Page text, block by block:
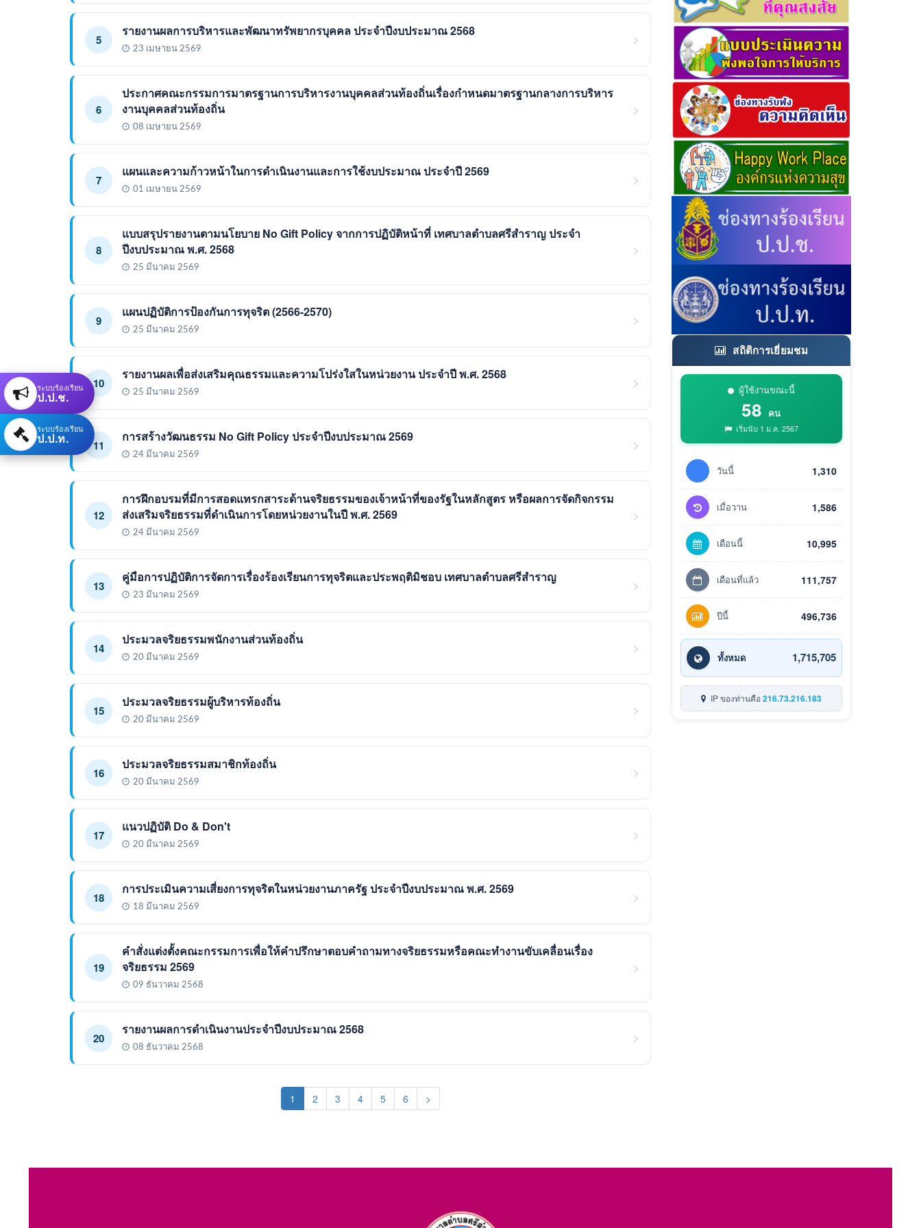
5
รายงานผลการบริหารและพัฒนาทรัพยากรบุคคล ประจำปีงบประมาณ 2568
23 เมษายน 2569
6
ประกาศคณะกรรมการมาตรฐานการบริหารงานบุคคลส่วนท้องถิ่นเรื่องกำหนดมาตรฐานกลางการบริหาร
งานบุคคลส่วนท้องถิ่น
08 เมษายน 2569
7
แผนและความก้าวหน้าในการดำเนินงานและการใช้งบประมาณ ประจำปี 2569
01 เมษายน 2569
8
แบบสรุปรายงานตามนโยบาย No Gift Policy จากการปฏิบัติหน้าที่ เทศบาลตำบลศรีสำราญ ประจำ
ปีงบประมาณ พ.ศ. 2568
25 มีนาคม 2569
9
แผนปฏิบัติการป้องกันการทุจริต (2566-2570)
25 มีนาคม 2569
10
รายงานผลเพื่อส่งเสริมคุณธรรมและความโปร่งใสในหน่วยงาน ประจำปี พ.ศ. 2568
25 มีนาคม 2569
11
การสร้างวัฒนธรรม No Gift Policy ประจำปีงบประมาณ 2569
24 มีนาคม 2569
12
การฝึกอบรมที่มีการสอดแทรกสาระด้านจริยธรรมของเจ้าหน้าที่ของรัฐในหลักสูตร หรือผลการจัดกิจกรรม
ส่งเสริมจริยธรรมที่ดำเนินการโดยหน่วยงานในปี พ.ศ. 2569
24 มีนาคม 2569
13
คู่มือการปฏิบัติการจัดการเรื่องร้องเรียนการทุจริตและประพฤติมิชอบ เทศบาลตำบลศรีสำราญ
23 มีนาคม 2569
14
ประมวลจริยธรรมพนักงานส่วนท้องถิ่น
20 มีนาคม 2569
15
ประมวลจริยธรรมผู้บริหารท้องถิ่น
20 มีนาคม 2569
16
ประมวลจริยธรรมสมาชิกท้องถิ่น
20 มีนาคม 2569
17
แนวปฏิบัติ Do & Don't
20 มีนาคม 2569
18
การประเมินความเสี่ยงการทุจริตในหน่วยงานภาครัฐ ประจำปีงบประมาณ พ.ศ. 2569
18 มีนาคม 2569
19
คำสั่งแต่งตั้งคณะกรรมการเพื่อให้คำปรึกษาตอบคำถามทางจริยธรรมหรือคณะทำงานขับเคลื่อนเรื่อง
จริยธรรม 2569
09 ธันวาคม 2568
20
รายงานผลการดำเนินงานประจำปีงบประมาณ 2568
08 ธันวาคม 2568
1 (current)
2 3 4 5 6 >
สถิติการเยี่ยมชม
ผู้ใช้งานขณะนี้
58 คน
เริ่มนับ 1 ม.ค. 2567
วันนี้ 1,310
เมื่อวาน 1,586
เดือนนี้ 10,995
เดือนที่แล้ว 111,757
ปีนี้ 496,736
ทั้งหมด 1,715,705
IP ของท่านคือ216.73.216.183
ระบบร้องเรียน
ป.ป.ช.
ระบบร้องเรียน
ป.ป.ท.